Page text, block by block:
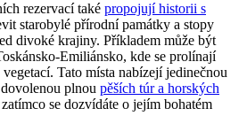
rezervací také propojují historii s
starobylé přírodní památky a stopy
divoké krajiny. Příkladem může být
Emiliánsko, kde se prolínají
Tato místa nabízejí jedinečnou
plnou pěších túr a horských
se dozvídáte o jejím bohatém